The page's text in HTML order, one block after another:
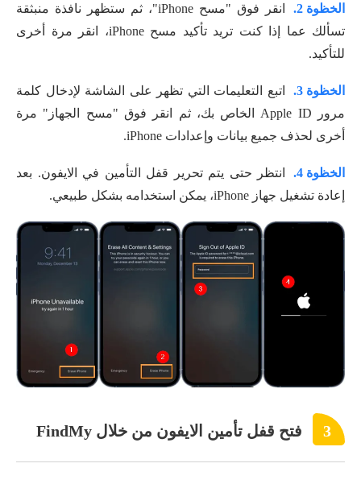
الخظوة 2.
انقر فوق "مسح iPhone"، ثم ستظهر نافذة منبثقة
تسألك عما إذا كنت تريد تأكيد مسح iPhone، انقر مرة أخرى
للتأكيد.
الخظوة 3.
اتبع التعليمات التي تظهر على الشاشة لإدخال كلمة
مرور Apple ID الخاص بك، ثم انقر فوق "مسح الجهاز" مرة
أخرى لحذف جميع بيانات وإعدادات iPhone.
الخظوة 4.
انتظر حتى يتم تحرير قفل التأمين في الايفون. بعد
إعادة تشغيل جهاز iPhone، يمكن استخدامه بشكل طبيعي.
3 فتح قفل تأمين الايفون من خلال FindMy